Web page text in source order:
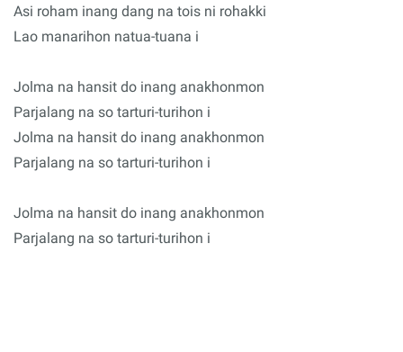
Asi roham inang dang na tois ni rohakki
Lao manarihon natua-tuana i
Jolma na hansit do inang anakhonmon
Parjalang na so tarturi-turihon i
Jolma na hansit do inang anakhonmon
Parjalang na so tarturi-turihon i
Jolma na hansit do inang anakhonmon
Parjalang na so tarturi-turihon i